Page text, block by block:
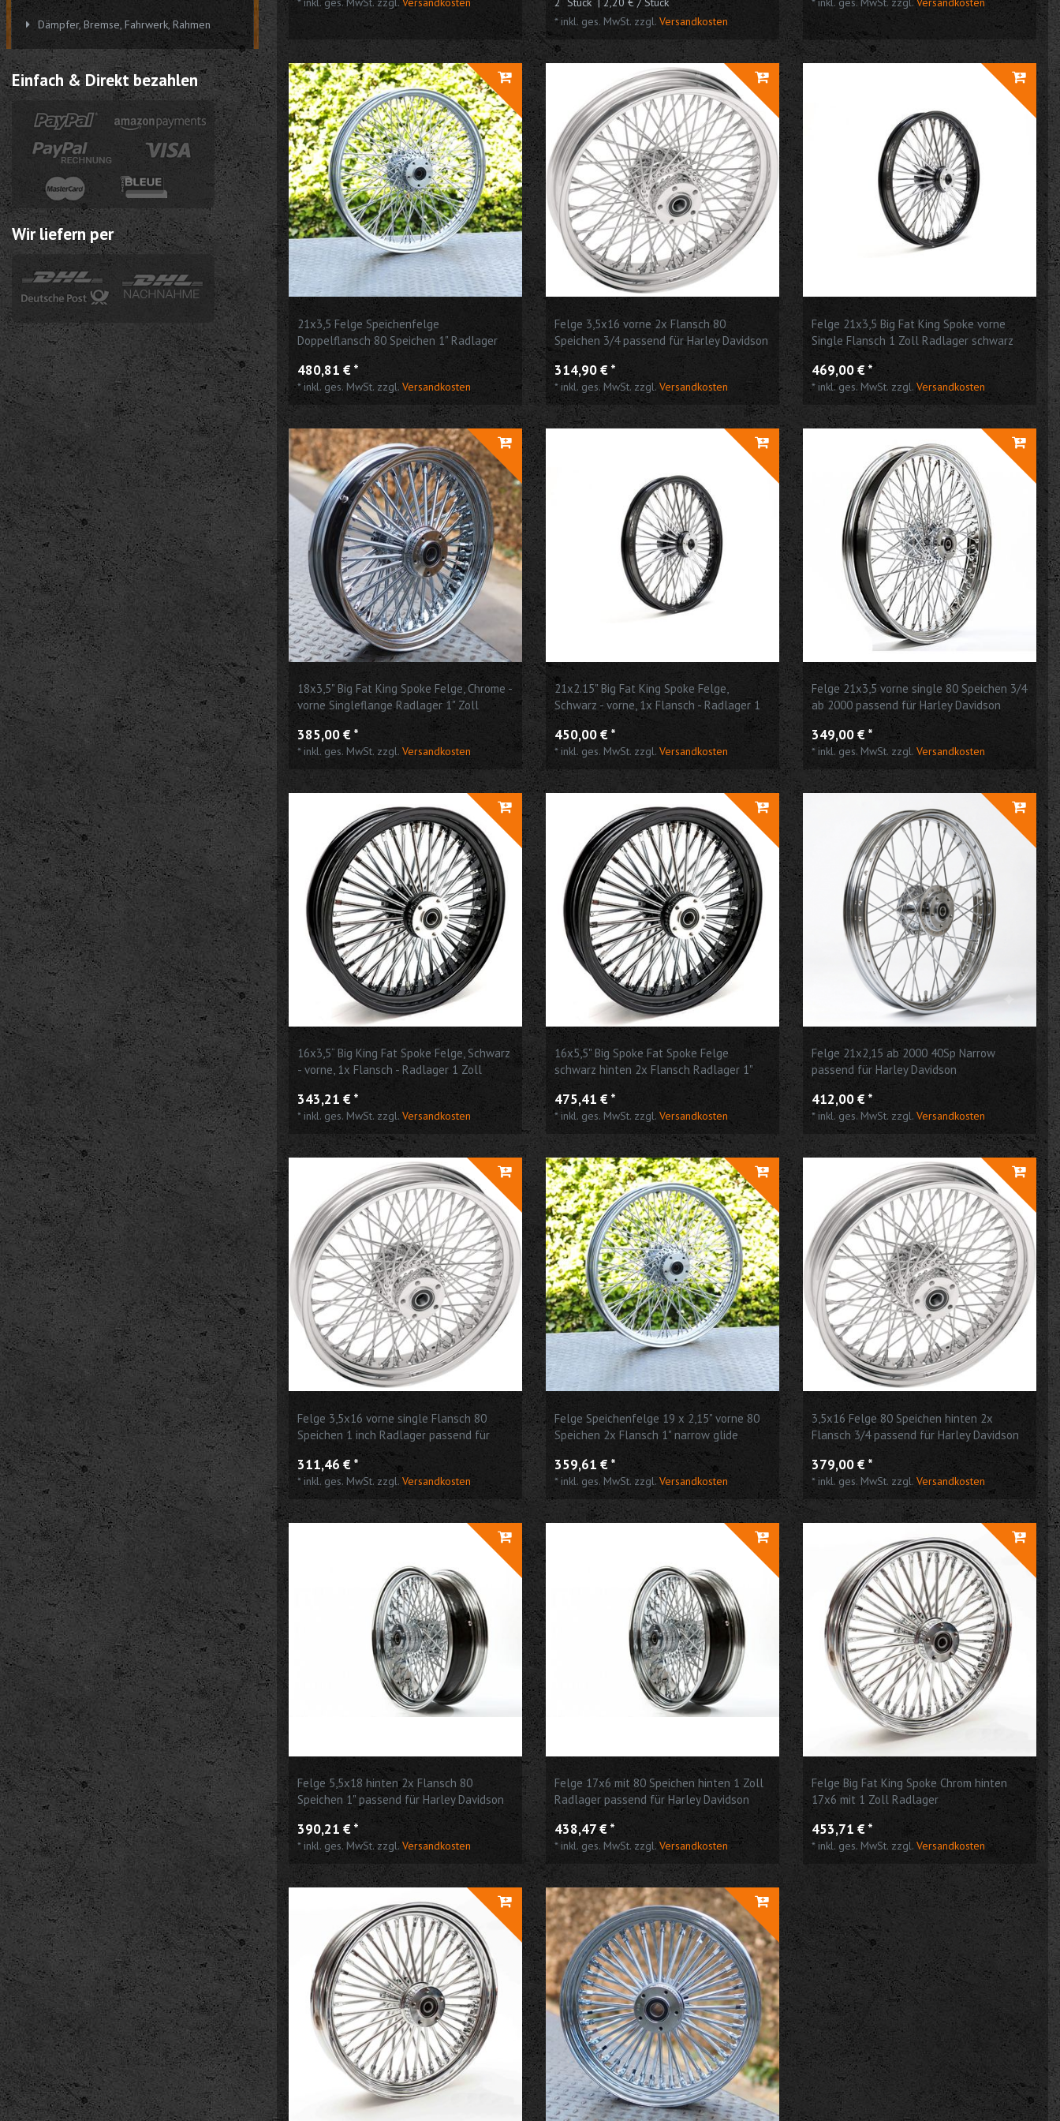
Dämpfer, Bremse, Fahrwerk, Rahmen
Einfach & Direkt bezahlen
Wir liefern per
*inkl. ges. MwSt. zzgl.Versandkosten
21x3,5 Felge Speichenfelge
Doppelflansch 80 Speichen 1" Radlager
480,81 € *
*inkl. ges. MwSt. zzgl.Versandkosten
Felge 3,5x16 vorne 2x Flansch 80
Speichen 3/4 passend für Harley Davidson
314,90 € *
*inkl. ges. MwSt. zzgl.Versandkosten
Felge 21x3,5 Big Fat King Spoke vorne
Single Flansch 1 Zoll Radlager schwarz
469,00 € *
*inkl. ges. MwSt. zzgl.Versandkosten
18x3,5" Big Fat King Spoke Felge, Chrome -
vorne Singleflange Radlager 1" Zoll
385,00 € *
* inkl. ges. MwSt. zzgl.Versandkosten
21x2.15" Big Fat King Spoke Felge,
Schwarz - vorne, 1x Flansch - Radlager 1
Zoll passend für Harley Davidson
450,00 € *
*inkl. ges. MwSt. zzgl.Versandkosten
Felge 21x3,5 vorne single 80 Speichen 3/4
ab 2000 passend für Harley Davidson
349,00 € *
* inkl. ges. MwSt. zzgl.Versandkosten
16x3,5“ Big King Fat Spoke Felge, Schwarz
- vorne, 1x Flansch - Radlager 1 Zoll
343,21 € *
*inkl. ges. MwSt. zzgl.Versandkosten
16x5,5" Big Spoke Fat Spoke Felge
schwarz hinten 2x Flansch Radlager 1"
475,41 € *
* inkl. ges. MwSt. zzgl.Versandkosten
Felge 21x2,15 ab 2000 40Sp Narrow
passend für Harley Davidson
412,00 € *
* inkl. ges. MwSt. zzgl.Versandkosten
Felge 3,5x16 vorne single Flansch 80
Speichen 1 inch Radlager passend für
Harley Davidson
311,46 € *
*inkl. ges. MwSt. zzgl.Versandkosten
Felge Speichenfelge 19 x 2,15" vorne 80
Speichen 2x Flansch 1" narrow glide
359,61 € *
* inkl. ges. MwSt. zzgl.Versandkosten
3,5x16 Felge 80 Speichen hinten 2x
Flansch 3/4 passend für Harley Davidson
379,00 € *
*inkl. ges. MwSt. zzgl.Versandkosten
Felge 5,5x18 hinten 2x Flansch 80
Speichen 1" passend für Harley Davidson
390,21 € *
* inkl. ges. MwSt.zzgl.Versandkosten
Felge 17x6 mit 80 Speichen hinten 1 Zoll
Radlager passend für Harley Davidson
438,47 € *
* inkl. ges. MwSt. zzgl.Versandkosten
Felge Big Fat King Spoke Chrom hinten
17x6 mit 1 Zoll Radlager
453,71 € *
* inkl. ges. MwSt. zzgl.Versandkosten